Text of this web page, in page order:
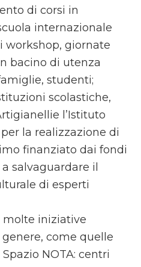
di corsi in
internazionale
workshop, giornate
bacino di utenza
studenti;
scolastiche,
l’Istituto
la realizzazione di
finanziato dai fondi
salvaguardare il
di esperti
iniziative
come quelle
NOTA: centri